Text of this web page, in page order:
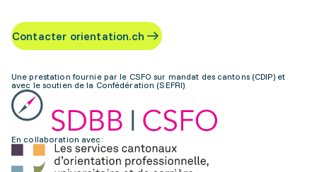
Contacter orientation.ch
Une prestation fournie par le CSFO sur mandat des cantons (CDIP) et
avec le soutien de la Confédération (SEFRI)
En collaboration avec: